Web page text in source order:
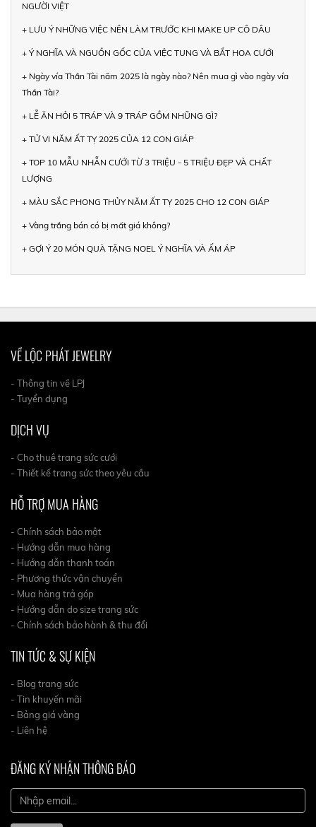
NGƯỜI VIỆT
+ LƯU Ý NHỮNG VIỆC NÊN LÀM TRƯỚC KHI MAKE UP CÔ DÂU
+ Ý NGHĨA VÀ NGUỒN GỐC CỦA VIỆC TUNG VÀ BẮT HOA CƯỚI
+ Ngày vía Thần Tài năm 2025 là ngày nào? Nên mua gì vào ngày vía
Thần Tài?
+ LỄ ĂN HỎI 5 TRÁP VÀ 9 TRÁP GỒM NHŨNG GÌ?
+ TỬ VI NĂM ẤT TỴ 2025 CỦA 12 CON GIÁP
+ TOP 10 MẪU NHẪN CƯỚI TỪ 3 TRIỆU - 5 TRIỆU ĐẸP VÀ CHẤT
LƯỢNG
+ MÀU SẮC PHONG THỦY NĂM ẤT TỴ 2025 CHO 12 CON GIÁP
+ Vàng trắng bán có bị mất giá không?
+ GỢI Ý 20 MÓN QUÀ TẶNG NOEL Ý NGHĨA VÀ ẤM ÁP
VỀ LỘC PHÁT JEWELRY
- Thông tin về LPJ
- Tuyển dụng
DỊCH VỤ
- Cho thuê trang sức cưới
- Thiết kế trang sức theo yêu cầu
HỖ TRỢ MUA HÀNG
- Chính sách bảo mật
- Hướng dẫn mua hàng
- Hướng dẫn thanh toán
- Phương thức vận chuyển
- Mua hàng trả góp
- Hướng dẫn do size trang sức
- Chính sách bảo hành & thu đổi
TIN TỨC & SỰ KIỆN
- Blog trang sức
- Tin khuyến mãi
- Bảng giá vàng
- Liên hệ
ĐĂNG KÝ NHẬN THÔNG BÁO